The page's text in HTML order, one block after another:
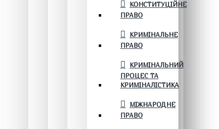
КОНСТИТУЦІЙНЕ
ПРАВО
КРИМІНАЛЬНЕ
ПРАВО
КРИМІНАЛЬНИЙ
ПРОЦЕС ТА
КРИМІНАЛІСТИКА
МІЖНАРОДНЕ
ПРАВО